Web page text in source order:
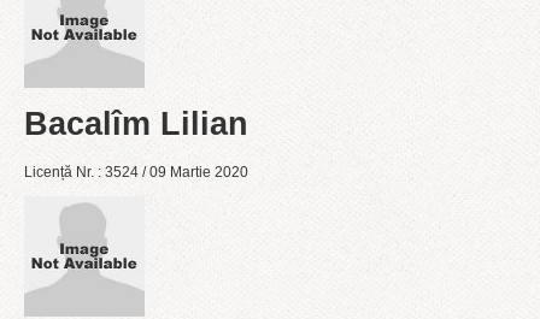
Bacalîm Lilian
Licență Nr. : 3524 / 09 Martie 2020